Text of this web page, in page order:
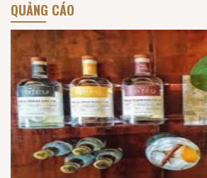
QUẢNG CÁO